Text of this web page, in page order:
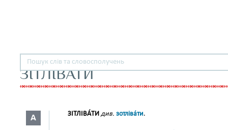
ЗІТЛІВАТИ
А ЗІТЛІВА́ТИ див. зотліва́ти.